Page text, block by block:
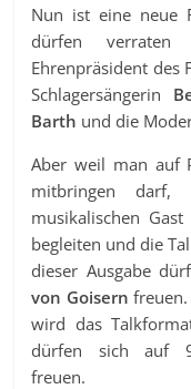
Nun ist eine neue
dürfen verraten
Ehrenpräsident des
Schlagersängerin
Barth und die
Aber weil man auf
mitbringen darf,
musikalischen
begleiten und die
dieser Ausgabe
von Goisern
wird das
dürfen sich auf
freuen.